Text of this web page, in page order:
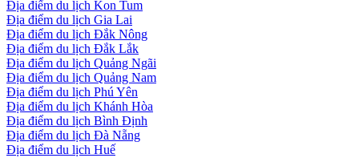
Địa điểm du lịch Kon Tum
Địa điểm du lịch Gia Lai
Địa điểm du lịch Đắk Nông
Địa điểm du lịch Đắk Lắk
Địa điểm du lịch Quảng Ngãi
Địa điểm du lịch Quảng Nam
Địa điểm du lịch Phú Yên
Địa điểm du lịch Khánh Hòa
Địa điểm du lịch Bình Định
Địa điểm du lịch Đà Nẵng
Địa điểm du lịch Huế